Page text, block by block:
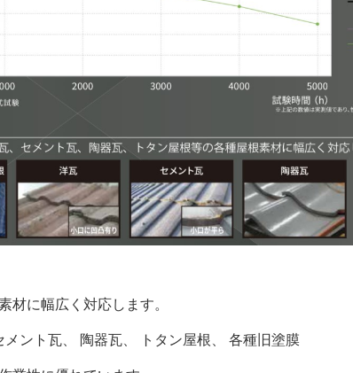
に幅広く対応します。
ント瓦、 陶器瓦、 トタン屋根、 各種旧塗膜